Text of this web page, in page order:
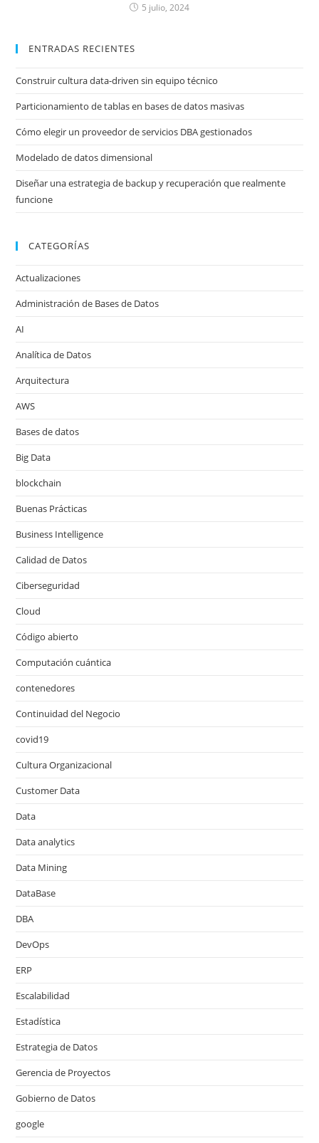
5 julio, 2024
ENTRADAS RECIENTES
Construir cultura data-driven sin equipo técnico
Particionamiento de tablas en bases de datos masivas
Cómo elegir un proveedor de servicios DBA gestionados
Modelado de datos dimensional
Diseñar una estrategia de backup y recuperación que realmente
funcione
CATEGORÍAS
Actualizaciones
Administración de Bases de Datos
AI
Analítica de Datos
Arquitectura
AWS
Bases de datos
Big Data
blockchain
Buenas Prácticas
Business Intelligence
Calidad de Datos
Ciberseguridad
Cloud
Código abierto
Computación cuántica
contenedores
Continuidad del Negocio
covid19
Cultura Organizacional
Customer Data
Data
Data analytics
Data Mining
DataBase
DBA
DevOps
ERP
Escalabilidad
Estadística
Estrategia de Datos
Gerencia de Proyectos
Gobierno de Datos
google